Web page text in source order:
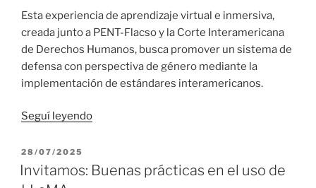
Esta experiencia de aprendizaje virtual e inmersiva,
creada junto a PENT-Flacso y la Corte Interamericana
de Derechos Humanos, busca promover un sistema de
defensa con perspectiva de género mediante la
implementación de estándares interamericanos.
Seguí leyendo“Invitación
la
PUBLICADO
EL
28/07/2025
Invitamos: Buenas prácticas en el uso de